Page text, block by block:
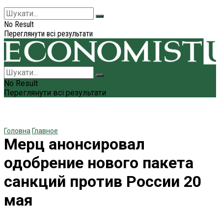
No Result
Переглянути всі результати
No Result
Переглянути всі результати
Головна Главное
Мерц анонсировал
одобрение нового пакета
санкций против России 20
мая